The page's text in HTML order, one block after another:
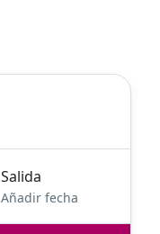
Salida
Añadir fecha